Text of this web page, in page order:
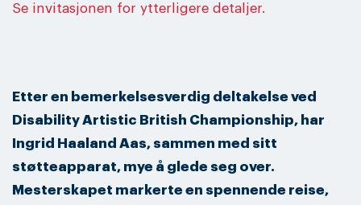
Se invitasjonen for ytterligere detaljer.
Etter en bemerkelsesverdig deltakelse ved
Disability Artistic British Championship, har
Ingrid Haaland Aas, sammen med sitt
støtteapparat, mye å glede seg over.
Mesterskapet markerte en spennende reise,